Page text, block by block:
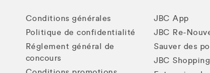
Conditions générales
Politique de confidentialité
Réglement général de
concours
JBC App
JBC Re-
Sauver des
JBC